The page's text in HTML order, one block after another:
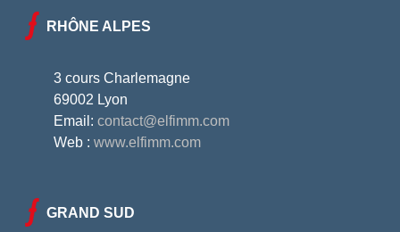
RHÔNE ALPES
3 cours Charlemagne
69002 Lyon
Email: contact@elfimm.com
Web : www.elfimm.com
GRAND SUD